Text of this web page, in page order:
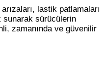
lastik patlamaları
sunarak sürücülerin
zamanında ve güvenilir